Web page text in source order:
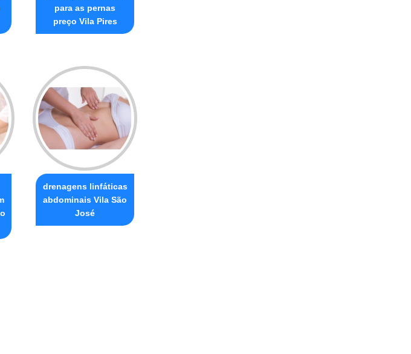
para as pernas
preço Vila Pires
drenagens linfáticas
abdominais Vila São
José